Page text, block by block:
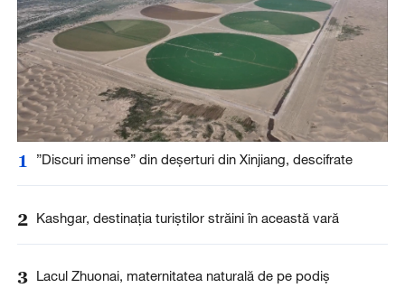
1 ”Discuri imense” din deșerturi din Xinjiang, descifrate
2 Kashgar, destinația turiștilor străini în această vară
3 Lacul Zhuonai, maternitatea naturală de pe podiș